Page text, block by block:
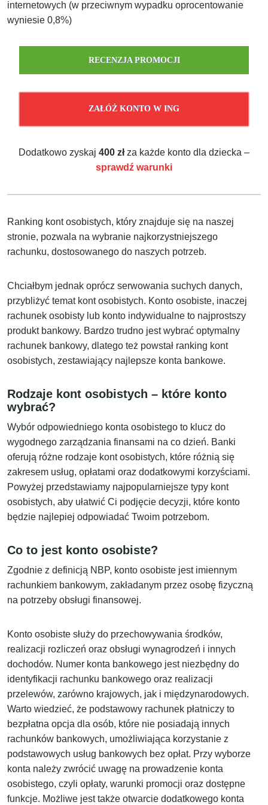
internetowych (w przeciwnym wypadku oprocentowanie
wyniesie 0,8%)
RECENZJA PROMOCJI
ZAŁÓŻ KONTO W ING
Dodatkowo zyskaj 400 złza każde konto dla dziecka –
sprawdź warunki
Ranking kont osobistych, który znajduje się na naszej
stronie, pozwala na wybranie najkorzystniejszego
rachunku, dostosowanego do naszych potrzeb.
Chciałbym jednak oprócz serwowania suchych danych,
przybliżyć temat kont osobistych. Konto osobiste, inaczej
rachunek osobisty lub konto indywidualne to najprostszy
produkt bankowy. Bardzo trudno jest wybrać optymalny
rachunek bankowy, dlatego też powstał ranking kont
osobistych, zestawiający najlepsze konta bankowe.
Rodzaje kont osobistych – które konto
wybrać?
Wybór odpowiedniego konta osobistego to klucz do
wygodnego zarządzania finansami na co dzień. Banki
oferują różne rodzaje kont osobistych, które różnią się
zakresem usług, opłatami oraz dodatkowymi korzyściami.
Powyżej przedstawiamy najpopularniejsze typy kont
osobistych, aby ułatwić Ci podjęcie decyzji, które konto
będzie najlepiej odpowiadać Twoim potrzebom.
Co to jest konto osobiste?
Zgodnie z definicją NBP, konto osobiste jest imiennym
rachunkiem bankowym, zakładanym przez osobę fizyczną
na potrzeby obsługi finansowej.
Konto osobiste służy do przechowywania środków,
realizacji rozliczeń oraz obsługi wynagrodzeń i innych
dochodów. Numer konta bankowego jest niezbędny do
identyfikacji rachunku bankowego oraz realizacji
przelewów, zarówno krajowych, jak i międzynarodowych.
Warto wiedzieć, że podstawowy rachunek płatniczy to
bezpłatna opcja dla osób, które nie posiadają innych
rachunków bankowych, umożliwiająca korzystanie z
podstawowych usług bankowych bez opłat. Przy wyborze
konta należy zwrócić uwagę na prowadzenie konta
osobistego, czyli opłaty, warunki promocji oraz dostępne
funkcje. Możliwe jest także otwarcie dodatkowego konta